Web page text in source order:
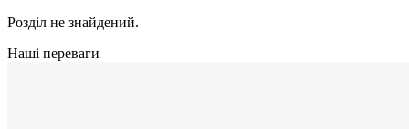
Розділ не знайдений.
Наші переваги